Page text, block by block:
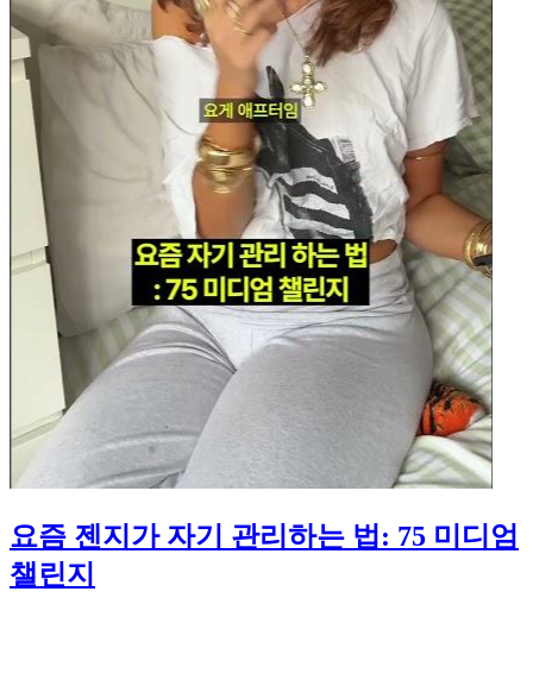
요즘 젠지가 자기 관리하는 법: 75 미디엄
챌린지